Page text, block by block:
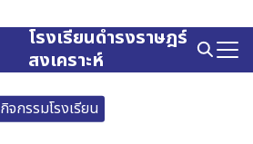
โรงเรียนดำรงราษฎร์
สงเคราะห์
กิจกรรมโรงเรียน